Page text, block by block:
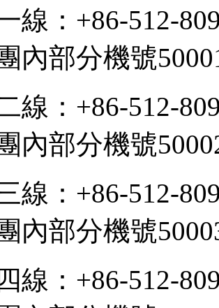
線：+86-512-
內部分機號
線：+86-512-
內部分機號
線：+86-512-
內部分機號
線：+86-512-